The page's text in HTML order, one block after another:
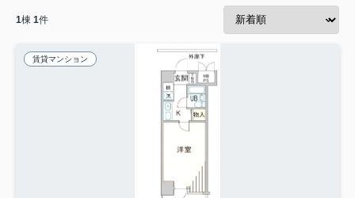
1棟 1件
賃貸マンション